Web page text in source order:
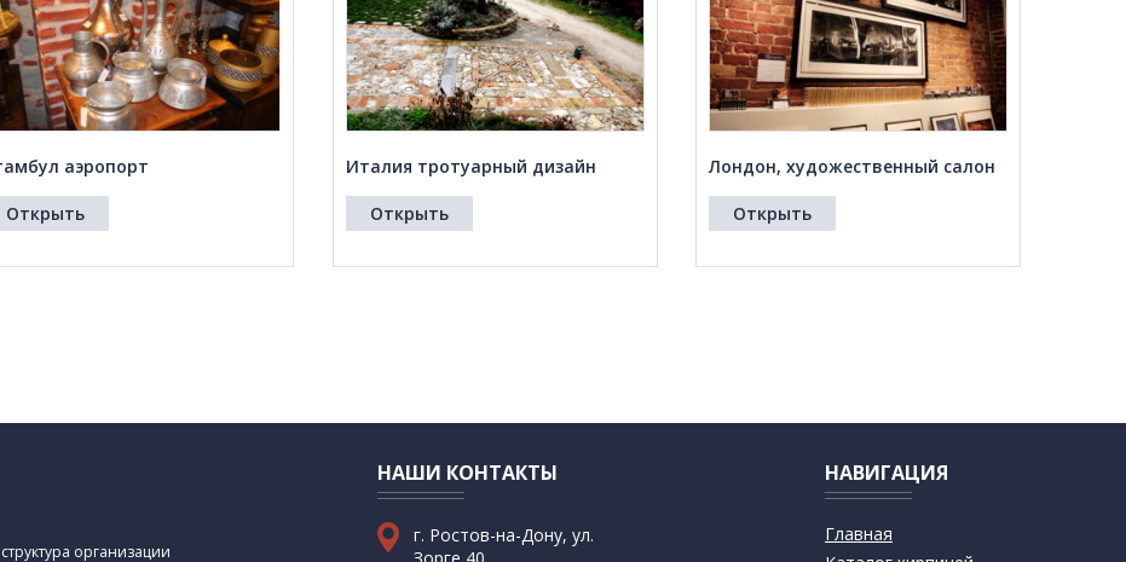
аэропорт
Открыть
Италия тротуарный дизайн
Открыть
Лондон, художественный салон
Открыть
организации
НАШИ КОНТАКТЫ
г. Ростов-на-Дону, ул.
Зорге 40
НАВИГАЦИЯ
Главная